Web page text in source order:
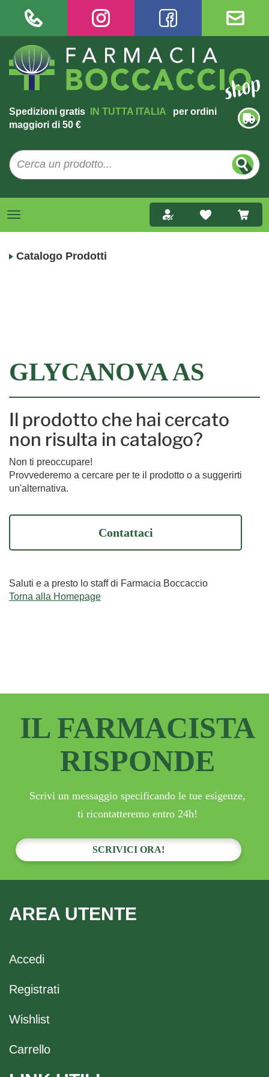
Spedizioni gratis IN TUTTA ITALIA
per ordini
maggiori di 50 €
Catalogo Prodotti
GLYCANOVA AS
Il prodotto che hai cercato
non risulta in catalogo?
Non ti preoccupare!
Provvederemo a cercare per te il prodotto o a suggerirti
un'alternativa.
Contattaci
Saluti e a presto lo staff di Farmacia Boccaccio
Torna alla Homepage
IL FARMACISTA
RISPONDE
Scrivi un messaggio specificando le tue esigenze,
ti ricontatteremo entro 24h!
SCRIVICI ORA!
AREA UTENTE
Accedi
Registrati
Wishlist
Carrello